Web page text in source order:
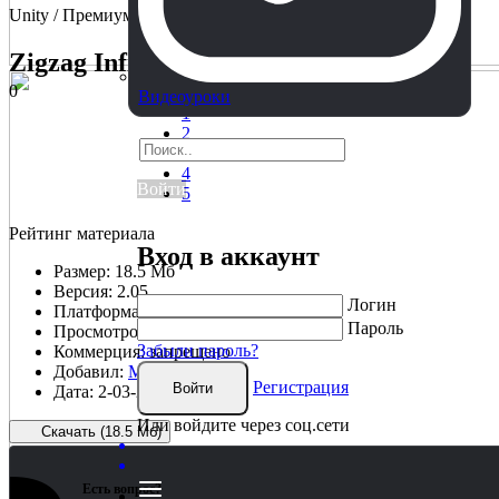
Видеоуроки
Войти
Вход в аккаунт
Логин
Пароль
Забыли пароль?
Войти
Регистрация
Или войдите через соц.сети
Unity / Премиум
Zigzag Infinite Runner Game
0
0
1
2
3
4
5
Рейтинг материала
Размер: 18.5 Мб
Версия: 2.05
Платформа:
Просмотров:
Коммерция:запрещено
Добавил: MirrorX
Дата: 2-03-2023, 18:13
Скачать (18.5 Мб)
Есть вопрос?